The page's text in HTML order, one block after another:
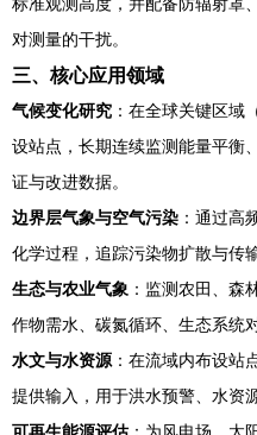
对测量的干扰。
三、核心应用领域
气候变化研究 ：在全球关键区域
设站点，长期连续监测能量平衡
证与改进数据。
边界层气象与空气污染 ：通过高
化学过程，追踪污染物扩散与传
生态与农业气象 ：监测农田、森
作物需水、碳氮循环、生态系统
水文与水资源 ：在流域内布设站
提供输入，用于洪水预警、水资